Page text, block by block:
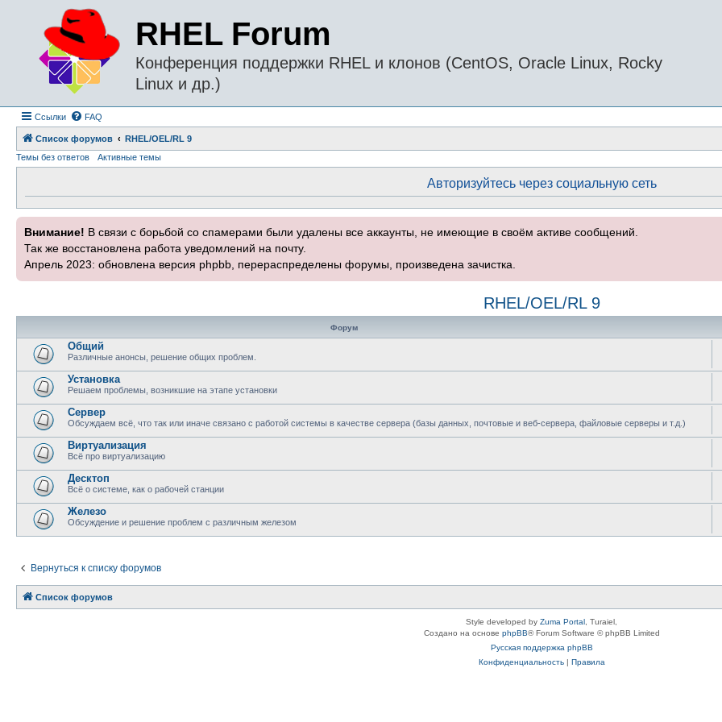
RHEL Forum
Конференция поддержки RHEL и клонов (CentOS, Oracle Linux, Rocky
Linux и др.)
Ссылки FAQ
Список форумов
RHEL/OEL/RL 9
Темы без ответов
Активные темы
Авторизуйтесь через социальную сеть
Внимание! В связи с борьбой со спамерами были удалены все аккаунты, не имеющие в своём активе сообщений.
Так же восстановлена работа уведомлений на почту.
Апрель 2023: обновлена версия phpbb, перераспределены форумы, произведена зачистка.
RHEL/OEL/RL 9
Форум
Общий
Различные анонсы, решение общих проблем.
Установка
Решаем проблемы, возникшие на этапе установки
Сервер
Обсуждаем всё, что так или иначе связано с работой системы в качестве сервера (базы данных, почтовые и веб-сервера, файловые серверы и т.д.)
Виртуализация
Всё про виртуализацию
Десктоп
Всё о системе, как о рабочей станции
Железо
Обсуждение и решение проблем с различным железом
Вернуться к списку форумов
Список форумов
Style developed by Zuma Portal , Turaiel,
Создано на основе phpBB® Forum Software © phpBB Limited
Русская поддержка phpBB
Конфиденциальность| Правила